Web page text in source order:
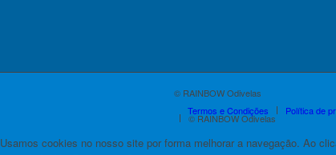
© RAINBOW Odivelas
Termos e Condições
Política de
© RAINBOW Odivelas
Usamos cookies no nosso site por forma melhorar a navegação. Ao